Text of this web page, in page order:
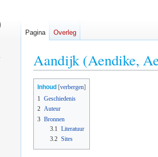
Aandijk (Aendike,
Naar
navigatie
springen
Naar
zoeken
springen
Inhoud
1 Geschiedenis
2 Auteur
3 Bronnen
3.1
Literatuur
3.2 Sites
Pagina Overleg